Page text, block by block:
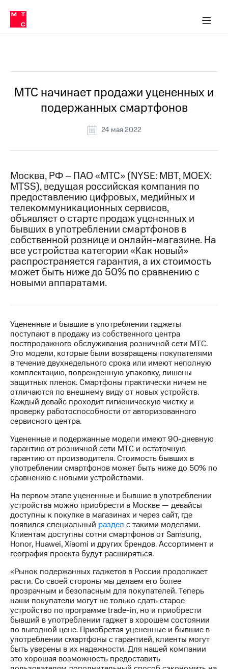
Медиа-центр
и акционерам
Устойчивое развитие
Комплаенс и деловая этика
компании
Карьера
История
компании
Руководство
Контакты
Медиа-центр
Пресс-
релизы
МТС
о технологиях
Достижения
отчетность
Контакты
Новости
в
регионе
и акционерам
Корпоративное
управление
Корпоративный
секретарь
Раскрытие
информации
Информация
Документы
ПАО
"МТС"
Собрания
акционеров
Личный
кабинет
Акционерный
капитал
Контроль
и
аудит
Рынок
акций
Описание
Программа
в МТС
Пресс-
релизы
о технологиях
МТС начинает продажи уцененных и
подержанных смартфонов
24 мая 2022
Москва, РФ – ПАО «МТС» (NYSE: MBT, MOEX:
MTSS), ведущая российская компания по
предоставлению цифровых, медийных и
телекоммуникационных сервисов,
объявляет о старте продаж уцененных и
бывших в употреблении смартфонов в
собственной рознице и онлайн-магазине. На
все устройства категории «Как новый»
распространяется гарантия, а их стоимость
может быть ниже до 50% по сравнению с
новыми аппаратами.
Уцененные и бывшие в употреблении гаджеты
поступают в продажу из собственного центра
постпродажного обслуживания розничной сети МТС.
Это модели, которые были возвращены покупателями
в течение двухнедельного срока или имеют неполную
комплектацию, поврежденную упаковку, лишены
защитных пленок. Смартфоны практически ничем не
отличаются по внешнему виду от новых устройств.
Каждый девайс проходит гигиеническую чистку и
проверку работоспособности от авторизованного
сервисного центра.
Уцененные и подержанные модели имеют 90-дневную
гарантию от розничной сети МТС и остаточную
гарантию от производителя. Стоимость бывших в
употреблении смартфонов может быть ниже до 50% по
сравнению с новыми устройствами.
На первом этапе уцененные и бывшие в употреблении
устройства можно приобрести в Москве — девайсы
доступны к покупке в магазинах и через сайт, где
появился специальный раздел с такими моделями.
Клиентам доступны сотни смартфонов от Samsung,
Honor, Huawei, Xiaomi и других брендов. Ассортимент и
география проекта будут расширяться.
«Рынок подержанных гаджетов в России продолжает
расти. Со своей стороны мы делаем его более
прозрачным и безопасным для покупателей. Теперь
наши покупатели могут не только сдать старое
устройство по программе trade-in, но и приобрести
бывший в употреблении гаджет в хорошем состоянии
по выгодной цене. Приобретая уцененные и бывшие в
употреблении смартфоны с гарантией, клиенты могут
быть уверены в их надежности. Для нашей компании
это хорошая возможность предоставить